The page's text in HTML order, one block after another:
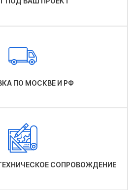
ПО МОСКВЕ И РФ
СОПРОВОЖДЕНИЕ